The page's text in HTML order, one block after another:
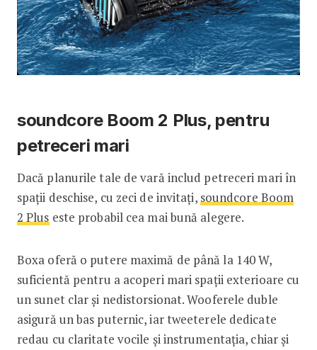
soundcore Boom 2 Plus, pentru
petreceri mari
Dacă planurile tale de vară includ petreceri mari în
spații deschise, cu zeci de invitați, soundcore Boom
2 Plus este probabil cea mai bună alegere.
Boxa oferă o putere maximă de până la 140 W,
suficientă pentru a acoperi mari spații exterioare cu
un sunet clar și nedistorsionat. Wooferele duble
asigură un bas puternic, iar tweeterele dedicate
redau cu claritate vocile și instrumentația, chiar și